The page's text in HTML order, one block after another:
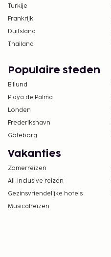
Turkije
Frankrijk
Duitsland
Thailand
Populaire steden
Billund
Playa de Palma
Londen
Frederikshavn
Göteborg
Vakanties
Zomerreizen
All-Inclusive reizen
Gezinsvriendelijke hotels
Musicalreizen